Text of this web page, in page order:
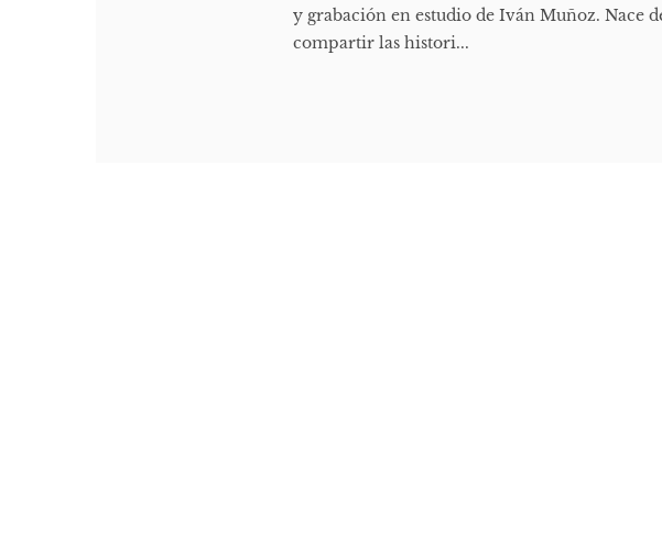
y grabación en estudio de Iván Muñoz. Nace
compartir las histori...